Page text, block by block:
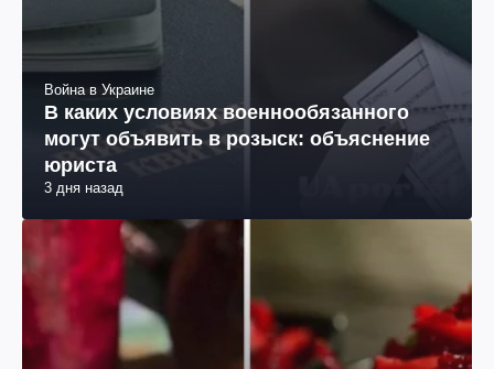
Война в Украине
В каких условиях военнообязанного
могут объявить в розыск: объяснение
юриста
3 дня назад